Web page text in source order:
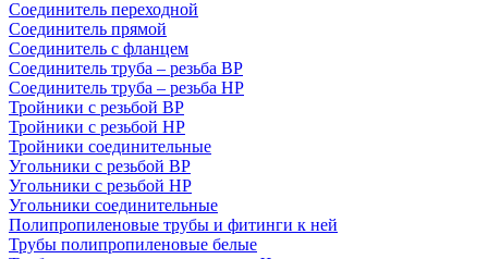
Соединитель переходной
Соединитель прямой
Соединитель с фланцем
Соединитель труба – резьба ВР
Соединитель труба – резьба НР
Тройники с резьбой ВР
Тройники с резьбой НР
Тройники соединительные
Угольники с резьбой ВР
Угольники с резьбой НР
Угольники соединительные
Полипропиленовые трубы и фитинги к ней
Трубы полипропиленовые белые